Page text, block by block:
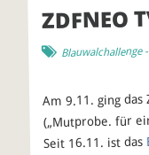
ZDFNEO
Blauwalchallenge-
Am 9.11. ging das
(„Mutprobe. für
Seit 16.11. ist das